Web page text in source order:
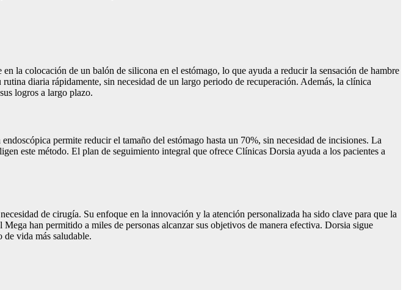
la colocación de un balón de silicona en el estómago, lo que ayuda a reducir la sensación de hambre
diaria rápidamente, sin necesidad de un largo periodo de recuperación. Además, la clínica
logros a largo plazo.
permite reducir el tamaño del estómago hasta un 70%, sin necesidad de incisiones. La
este método. El plan de seguimiento integral que ofrece Clínicas Dorsia ayuda a los pacientes a
de cirugía. Su enfoque en la innovación y la atención personalizada ha sido clave para que la
han permitido a miles de personas alcanzar sus objetivos de manera efectiva. Dorsia sigue
de vida más saludable.